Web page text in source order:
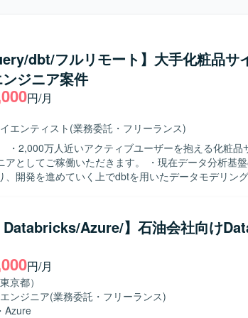
dbt/フルリモート】大手化粧品サ
ジニア案件
円/月
エンティスト (業務委託・フリーランス)
・2,000万人近いアクティブユーザーを抱える化粧
アとしてご稼働いただきます。 ・現在データ分析基
、開発を進めていく上でdbtを用いたデータモデリン
環境】 ・BigQuery ・Docker ・dbt ・Composer ・Azure/】石油会社向け
円/月
京都）
ンジニア(業務委託・フリーランス)
Azure